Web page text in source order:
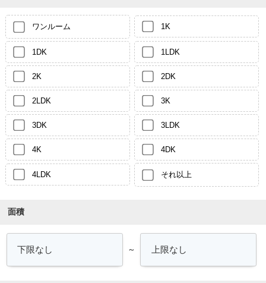
ワンルーム 1K
1DK 1LDK
2K 2DK
2LDK 3K
3DK 3LDK
4K 4DK
4LDK それ以上
面積
～